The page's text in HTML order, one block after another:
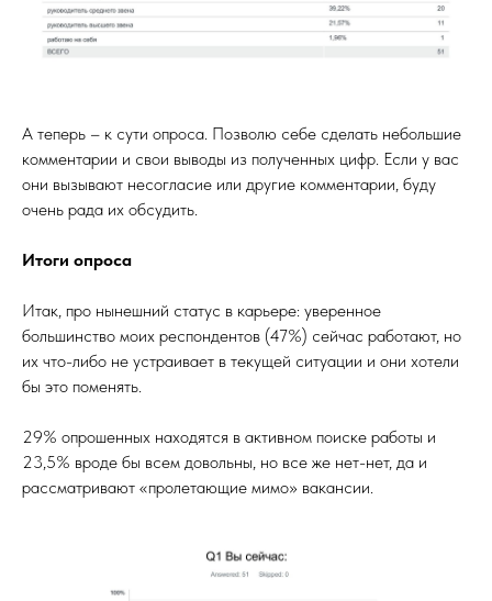
А теперь – к сути опроса. Позволю себе сделать небольшие
комментарии и свои выводы из полученных цифр. Если у вас
они вызывают несогласие или другие комментарии, буду
очень рада их обсудить.
Итоги опроса
Итак, про нынешний статус в карьере: уверенное
большинство моих респондентов (47%) сейчас работают, но
их что-либо не устраивает в текущей ситуации и они хотели
бы это поменять.
29% опрошенных находятся в активном поиске работы и
23,5% вроде бы всем довольны, но все же нет-нет, да и
рассматривают «пролетающие мимо» вакансии.